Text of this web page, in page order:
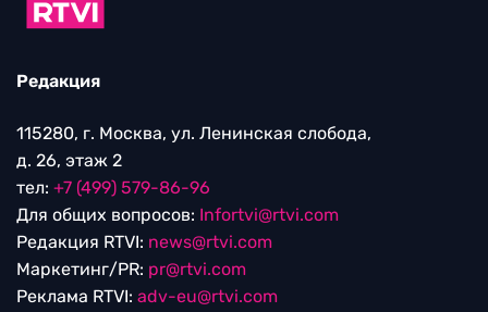
Редакция
115280, г. Москва, ул. Ленинская слобода,
д. 26, этаж 2
тел: +7 (499) 579-86-96
Для общих вопросов: Infortvi@rtvi.com
Редакция RTVI: news@rtvi.com
Маркетинг/PR: pr@rtvi.com
Реклама RTVI: adv-eu@rtvi.com